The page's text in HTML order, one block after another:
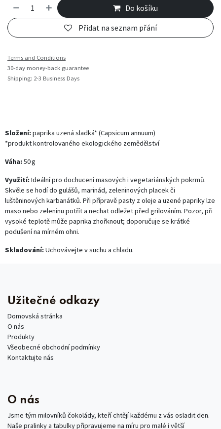
Do košíku
Přidat na seznam přání
Terms and Conditions
30-day money-back guarantee
Shipping: 2-3 Business Days
Složení:paprika uzená sladká* (Capsicum annuum)
*produkt kontrolovaného ekologického zemědělství
Váha:50 g
Využití:Ideální pro dochucení masových i vegetariánských pokrmů.
Skvěle se hodí do gulášů, marinád, zeleninových placek či
luštěninových karbanátků. Při přípravě pasty z oleje a uzené papriky lze
maso nebo zeleninu potřít a nechat odležet před grilováním. Pozor, při
vysoké teplotě může paprika zhořknout; doporučuje se krátké
podušení na mírném ohni.
Skladování:Uchovávejte v suchu a chladu.
Užitečné odkazy
Domovská stránka
O nás
Produkty
Všeobecné obchodní podmínky
Kontaktujte nás
O nás
Jsme tým milovníků čokolády, kteří chtějí každému z vás osladit den.
Naše pralinky a tabulky připravujeme na míru pro malé i větší